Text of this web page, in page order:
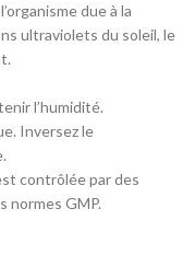
due à la
ultraviolets du soleil, le
l’humidité.
Inversez le
contrôlée par des
normes GMP.